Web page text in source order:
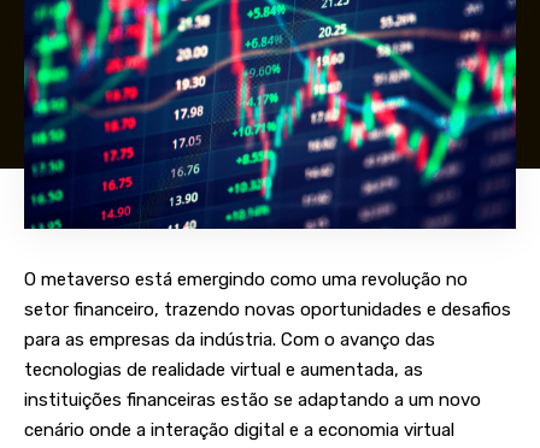
O metaverso está emergindo como uma revolução no
setor financeiro, trazendo novas oportunidades e desafios
para as empresas da indústria. Com o avanço das
tecnologias de realidade virtual e aumentada, as
instituições financeiras estão se adaptando a um novo
cenário onde a interação digital e a economia virtual